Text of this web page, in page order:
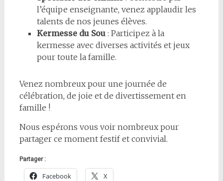
l’équipe enseignante, venez applaudir les
talents de nos jeunes élèves.
Kermesse du Sou: Participez à la
kermesse avec diverses activités et jeux
pour toute la famille.
Venez nombreux pour une journée de
célébration, de joie et de divertissement en
famille !
Nous espérons vous voir nombreux pour
partager ce moment festif et convivial.
Partager :
Facebook X